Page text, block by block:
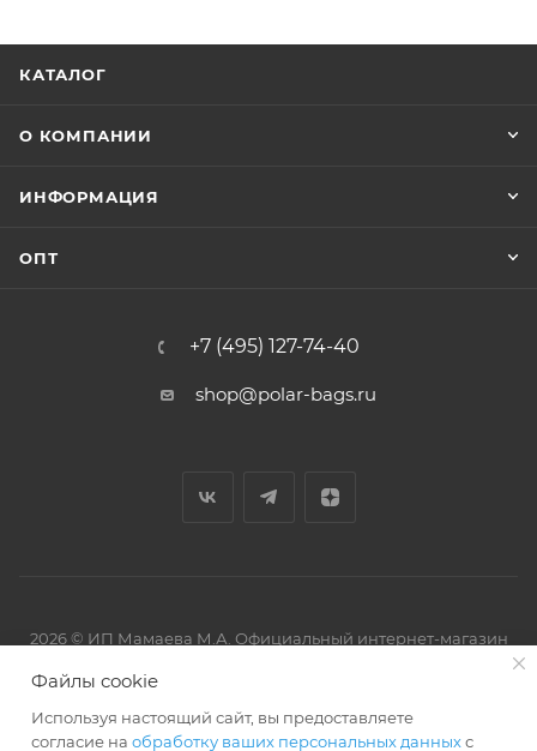
КАТАЛОГ
О КОМПАНИИ
ИНФОРМАЦИЯ
ОПТ
+7 (495) 127-74-40
shop@polar-bags.ru
2026 © ИП Мамаева М.А. Официальный интернет-магазин
Файлы cookie
Используя настоящий сайт, вы предоставляете
согласие на обработку ваших персональных данныхс